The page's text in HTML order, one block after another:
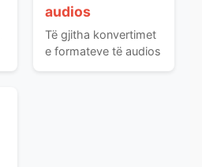
audios
Të gjitha konvertimet
e formateve të audios